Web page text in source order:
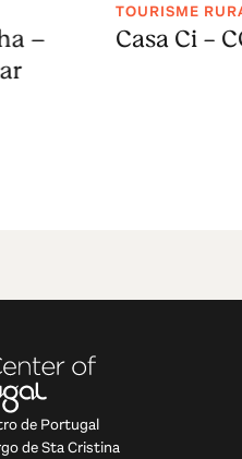
–
TOURISME
Casa Ci -
de Portugal
de Sta Cristina